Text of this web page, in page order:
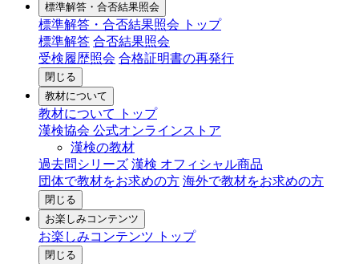
標準解答・合否結果照会
標準解答・合否結果照会 トップ
標準解答 合否結果照会
受検履歴照会 合格証明書の再発行
閉じる
教材について
教材について トップ
漢検協会 公式オンラインストア
漢検の教材
過去問シリーズ 漢検 オフィシャル商品
団体で教材をお求めの方 海外で教材をお求めの方
閉じる
お楽しみコンテンツ
お楽しみコンテンツ トップ
閉じる